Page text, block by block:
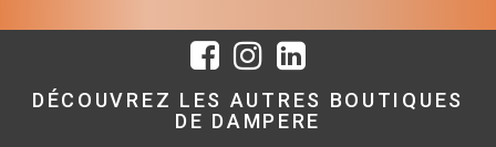
DÉCOUVREZ LES AUTRES BOUTIQUES
DE DAMPERE